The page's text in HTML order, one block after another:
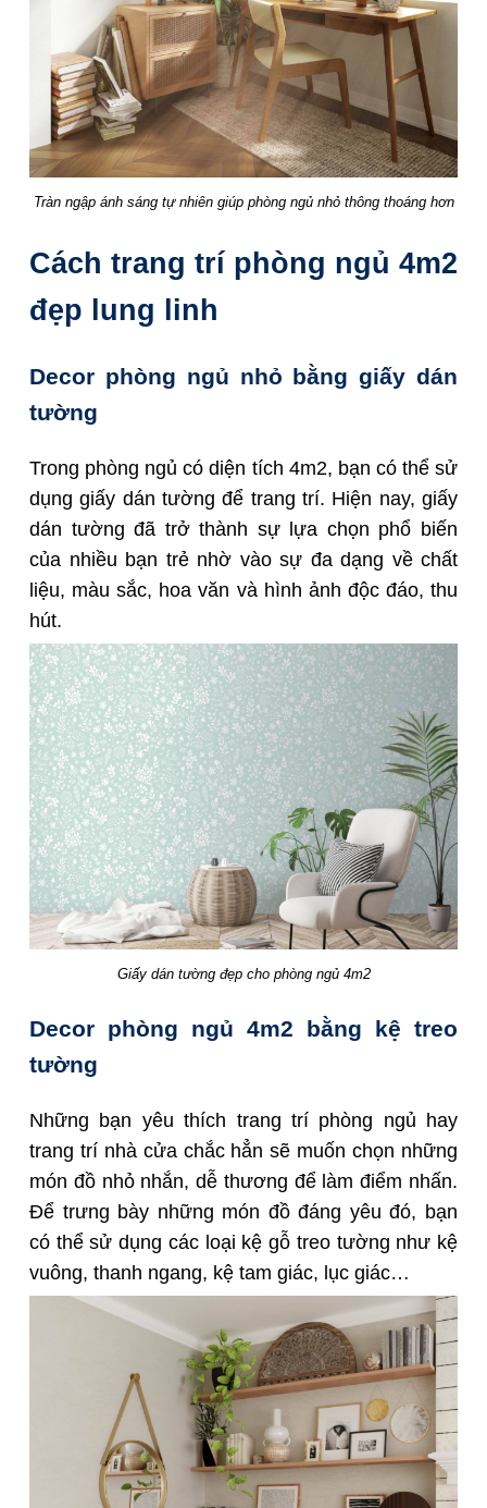
Tràn ngập ánh sáng tự nhiên giúp phòng ngủ nhỏ thông thoáng hơn
Cách trang trí phòng ngủ 4m2
đẹp lung linh
Decor phòng ngủ nhỏ bằng giấy dán
tường
Trong phòng ngủ có diện tích 4m2, bạn có thể sử
dụng giấy dán tường để trang trí. Hiện nay, giấy
dán tường đã trở thành sự lựa chọn phổ biến
của nhiều bạn trẻ nhờ vào sự đa dạng về chất
liệu, màu sắc, hoa văn và hình ảnh độc đáo, thu
hút.
Giấy dán tường đẹp cho phòng ngủ 4m2
Decor phòng ngủ 4m2 bằng kệ treo
tường
Những bạn yêu thích trang trí phòng ngủ hay
trang trí nhà cửa chắc hẳn sẽ muốn chọn những
món đồ nhỏ nhắn, dễ thương để làm điểm nhấn.
Để trưng bày những món đồ đáng yêu đó, bạn
có thể sử dụng các loại kệ gỗ treo tường như kệ
vuông, thanh ngang, kệ tam giác, lục giác…